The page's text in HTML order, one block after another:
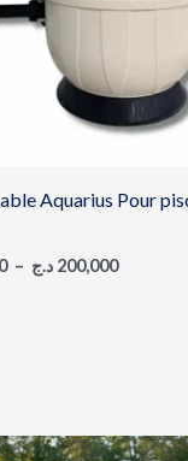
Aquarius Pour
– 200,000 د.ج